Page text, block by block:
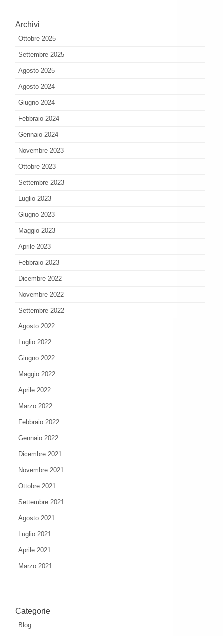
Archivi
Ottobre 2025
Settembre 2025
Agosto 2025
Agosto 2024
Giugno 2024
Febbraio 2024
Gennaio 2024
Novembre 2023
Ottobre 2023
Settembre 2023
Luglio 2023
Giugno 2023
Maggio 2023
Aprile 2023
Febbraio 2023
Dicembre 2022
Novembre 2022
Settembre 2022
Agosto 2022
Luglio 2022
Giugno 2022
Maggio 2022
Aprile 2022
Marzo 2022
Febbraio 2022
Gennaio 2022
Dicembre 2021
Novembre 2021
Ottobre 2021
Settembre 2021
Agosto 2021
Luglio 2021
Aprile 2021
Marzo 2021
Categorie
Blog